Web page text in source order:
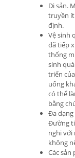
Di sản.
truyền
định.
Vệ sinh
đã tiếp
thống
sinh
triển
uống
có thể
bằng
Đa
Đường
nghi với
không
Các